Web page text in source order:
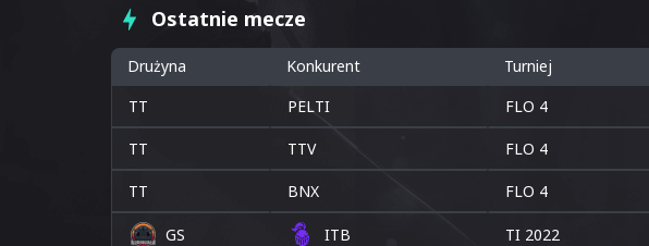
Ostatnie mecze
Drużyna Konkurent Turniej
TT
PELTI FLO 4
TT TTV FLO 4
TT BNX FLO 4
GS ITB TI 2022